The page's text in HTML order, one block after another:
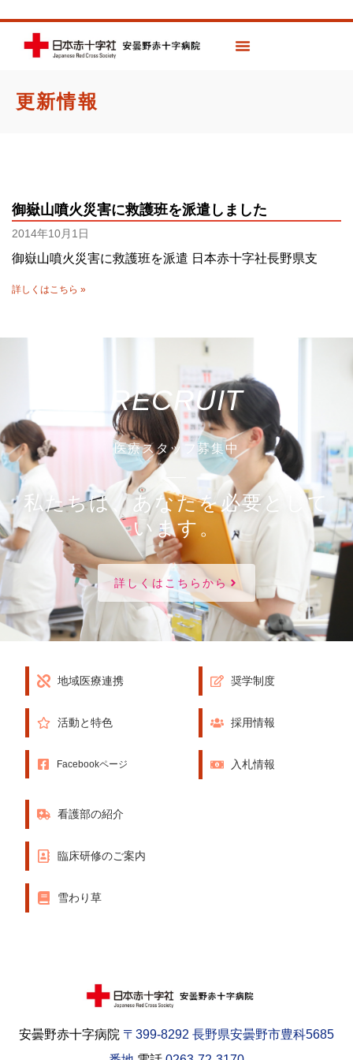
更新情報
御嶽山噴火災害に救護班を派遣しました
2014年10月1日
御嶽山噴火災害に救護班を派遣 日本赤十字社長野県支
詳しくはこちら »
RECRUIT
医療スタッフ募集中
私たちは、あなたを必要として
います。
詳しくはこちらから
地域医療連携
活動と特色
Facebookページ
奨学制度
採用情報
入札情報
看護部の紹介
臨床研修のご案内
雪わり草
安曇野赤十字病院 〒399-8292 長野県安曇野市豊科5685